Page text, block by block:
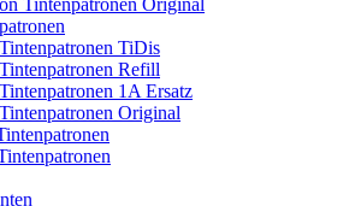
Tintenpatronen Original
TiDis
Refill
1A Ersatz
Original